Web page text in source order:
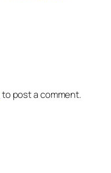
to post a comment.